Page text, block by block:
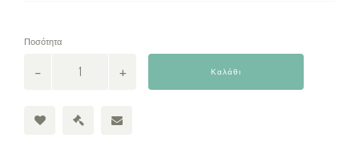
Ποσότητα
Καλάθι